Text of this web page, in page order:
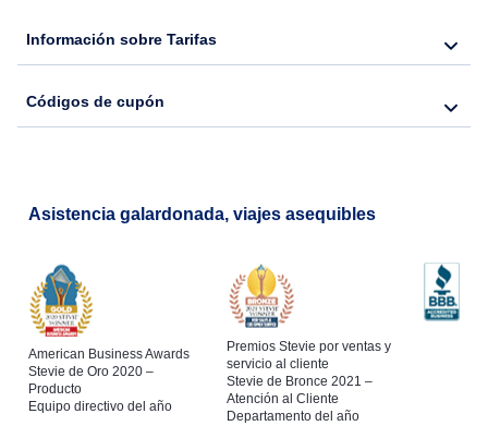
Información sobre Tarifas
Códigos de cupón
Asistencia galardonada, viajes asequibles
American Business Awards
Stevie de Oro 2020 –
Producto
Equipo directivo del año
Premios Stevie por ventas y
servicio al cliente
Stevie de Bronce 2021 –
Atención al Cliente
Departamento del año